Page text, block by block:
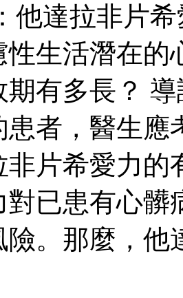
他達拉非片
性生活潛在的
期有多長？
患者，醫生應
非片希愛力
對已患有心髒
險。那麼，他